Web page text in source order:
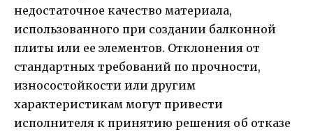
недостаточное качество материала,
использованного при создании балконной
плиты или ее элементов. Отклонения от
стандартных требований по прочности,
износостойкости или другим
характеристикам могут привести
исполнителя к принятию решения об отказе